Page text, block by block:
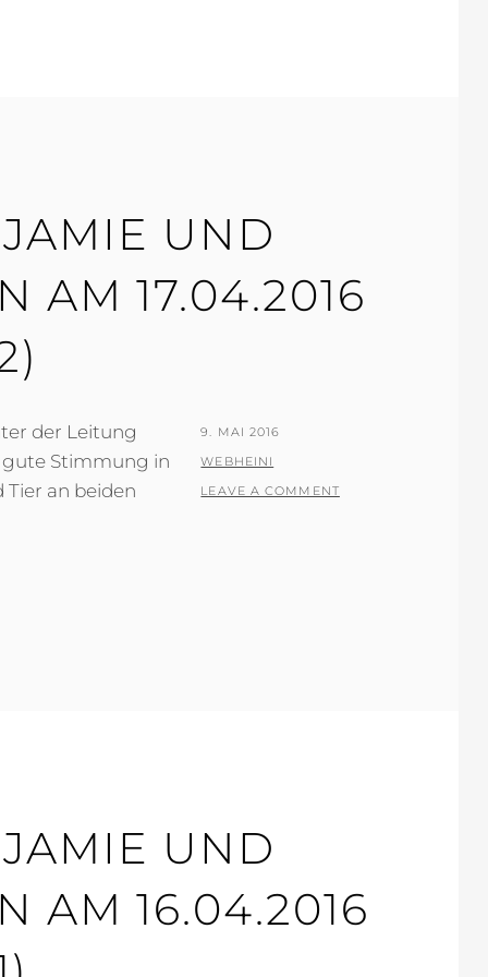
UND
AM 17.04.2016
der Leitung
gute Stimmung in
Tier an beiden
POSTED
ON
9. MAI 2016
BY
WEBHEINI
LEAVE A COMMENT
UND
AM 16.04.2016